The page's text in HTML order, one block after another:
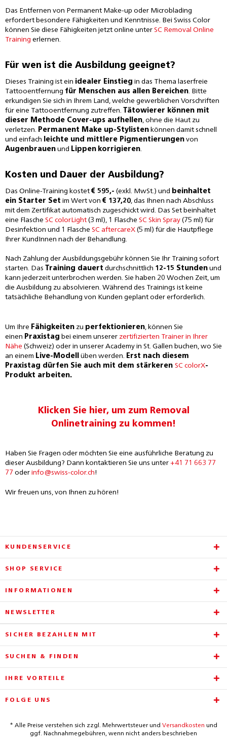
Das Entfernen von Permanent Make-up oder Microblading
erfordert besondere Fähigkeiten und Kenntnisse. Bei Swiss Color
können Sie diese Fähigkeiten jetzt online unter SC Removal Online
Training erlernen.
Für wen ist die Ausbildung geeignet?
Dieses Training ist ein idealer Einstieg in das Thema laserfreie
Tattooentfernung für Menschen aus allen Bereichen. Bitte
erkundigen Sie sich in Ihrem Land, welche gewerblichen Vorschriften
für eine Tattooentfernung zutreffen.
Tätowierer können mit
dieser Methode Cover-ups aufhellen, ohne die Haut zu
verletzen. Permanent Make up-Stylisten können damit schnell
und einfach
leichte und mittlere Pigmentierungen von
Augenbrauen und Lippen korrigieren.
Kosten und Dauer der Ausbildung?
Das Online-Training kostet € 595,- (exkl. MwSt.) und beinhaltet
ein Starter Set im Wert von € 137,20, das Ihnen nach Abschluss
mit dem Zertifikat automatisch zugeschickt wird. Das Set beinhaltet
eine Flasche SC colorLight (3 ml), 1 Flasche SC Skin Spray (75 ml) für
Desinfektion und 1 Flasche SC aftercareX (5 ml) für die Hautpflege
Ihrer KundInnen nach der Behandlung.
Nach Zahlung der Ausbildungsgebühr können Sie Ihr Training sofort
starten. Das
Training dauert durchschnittlich 12-15 Stunden und
kann jederzeit unterbrochen werden. Sie haben 20 Wochen Zeit, um
die Ausbildung zu absolvieren. Während des Trainings ist keine
tatsächliche Behandlung von Kunden geplant oder erforderlich.
Um Ihre Fähigkeiten zu perfektionieren, können Sie
einen Praxistag bei einem unserer zertifizierten Trainer in Ihrer
Nähe (Schweiz) oder in unserer Academy in St. Gallen buchen, wo Sie
an einem Live-Modell üben werden. Erst nach diesem
Praxistag dürfen Sie auch mit dem stärkeren SC colorX-
Produkt arbeiten.
Klicken Sie hier, um zum Removal
Onlinetraining zu kommen!
Haben Sie Fragen oder möchten Sie eine ausführliche Beratung zu
dieser Ausbildung? Dann kontaktieren Sie uns unter +41 71 663 77
77 oder info@swiss-color.ch!
Wir freuen uns, von Ihnen zu hören!
KUNDENSERVICE
SHOP SERVICE
INFORMATIONEN
NEWSLETTER
SICHER BEZAHLEN MIT
SUCHEN & FINDEN
IHRE VORTEILE
FOLGE UNS
* Alle Preise verstehen sich zzgl. Mehrwertsteuer und Versandkosten und
ggf. Nachnahmegebühren, wenn nicht anders beschrieben